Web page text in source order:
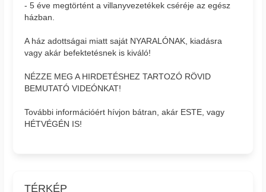
- 5 éve megtörtént a villanyvezetékek cséréje az egész
házban.
A ház adottságai miatt saját NYARALÓNAK, kiadásra
vagy akár befektetésnek is kiváló!
NÉZZE MEG A HIRDETÉSHEZ TARTOZÓ RÖVID
BEMUTATÓ VIDEÓNKAT!
További információért hívjon bátran, akár ESTE, vagy
HÉTVÉGÉN IS!
TÉRKÉP